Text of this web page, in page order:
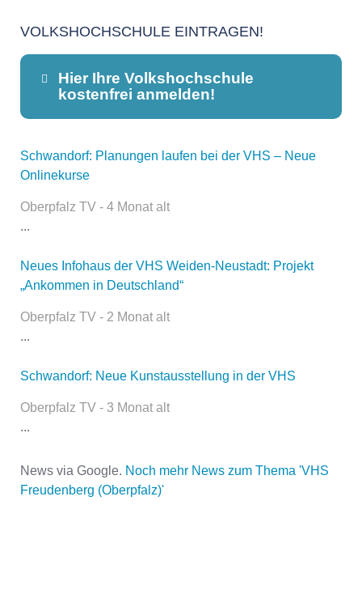
VOLKSHOCHSCHULE EINTRAGEN!
Hier Ihre Volkshochschule
kostenfrei anmelden!
Dieser Teil dient lediglich zur
Kontaktaufnahme und ist nicht
Name*
Name der Volkshochschule
Schwandorf: Planungen laufen bei der VHS – Neue
Onlinekurse
Oberpfalz TV - 4 Monat alt
...
Neues Infohaus der VHS Weiden-Neustadt: Projekt
„Ankommen in Deutschland“
Oberpfalz TV - 2 Monat alt
...
Schwandorf: Neue Kunstausstellung in der VHS
Oberpfalz TV - 3 Monat alt
...
News via Google. Noch mehr News zum Thema 'VHS
Freudenberg (Oberpfalz)'